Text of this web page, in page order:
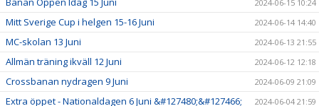
2024-06-15 10:24
Mitt Sverige Cup i helgen 15-16 Juni 2024-06-14 14:40
MC-skolan 13 Juni 2024-06-13 21:55
Allmän träning ikväll 12 Juni 2024-06-12 12:18
Crossbanan nydragen 9 Juni 2024-06-09 21:09
Extra öppet - Nationaldagen 6 Juni &#127480;&#127466; 2024-06-04 21:59